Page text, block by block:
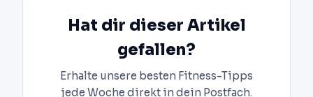
Hat dir dieser Artikel
gefallen?
Erhalte unsere besten Fitness-Tipps
jede Woche direkt in dein Postfach.